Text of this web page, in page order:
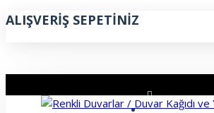
ALIŞVERIŞ SEPETINIZ
ÜYE GIRIŞI